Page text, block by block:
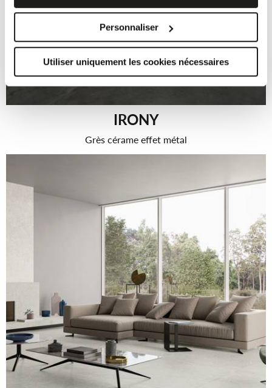
seulement,cliquez ici. Le consentement peut être
cookies ». Si vous ne voulez pas de cookies de profilage,
vous pouvez refuser le consentement avec la touche
« Refusez ».
Personnaliser
Utiliser uniquement les cookies nécessaires
IRONY
Grès cérame effet métal